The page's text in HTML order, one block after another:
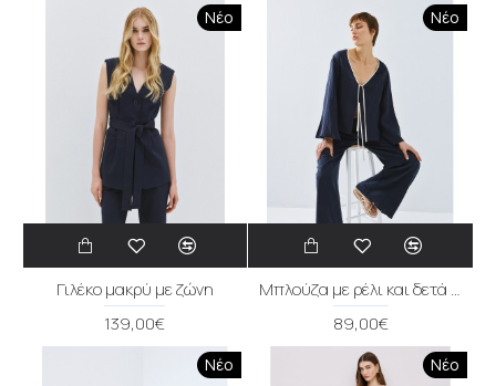
Νέο
Γιλέκο μακρύ με ζώνη
139,00€
Νέο
Μπλούζα με ρέλι και δετά κορδόνια
89,00€
Νέο Νέο